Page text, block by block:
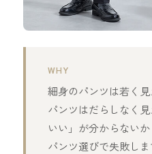
WHY
細身のパンツは若く
パンツはだらしなく
いい」が分からない
パンツ選びで失敗し